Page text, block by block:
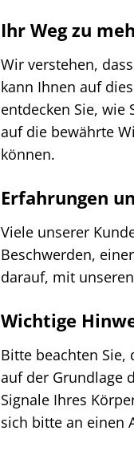
Ihr Weg zu
Wir verstehen,
kann Ihnen auf
entdecken Sie,
auf die bewährte
können.
Erfahrungen
Viele unserer
Beschwerden,
darauf, mit
Wichtige
Bitte beachten
auf der Grundlage
Signale Ihres
sich bitte an einen